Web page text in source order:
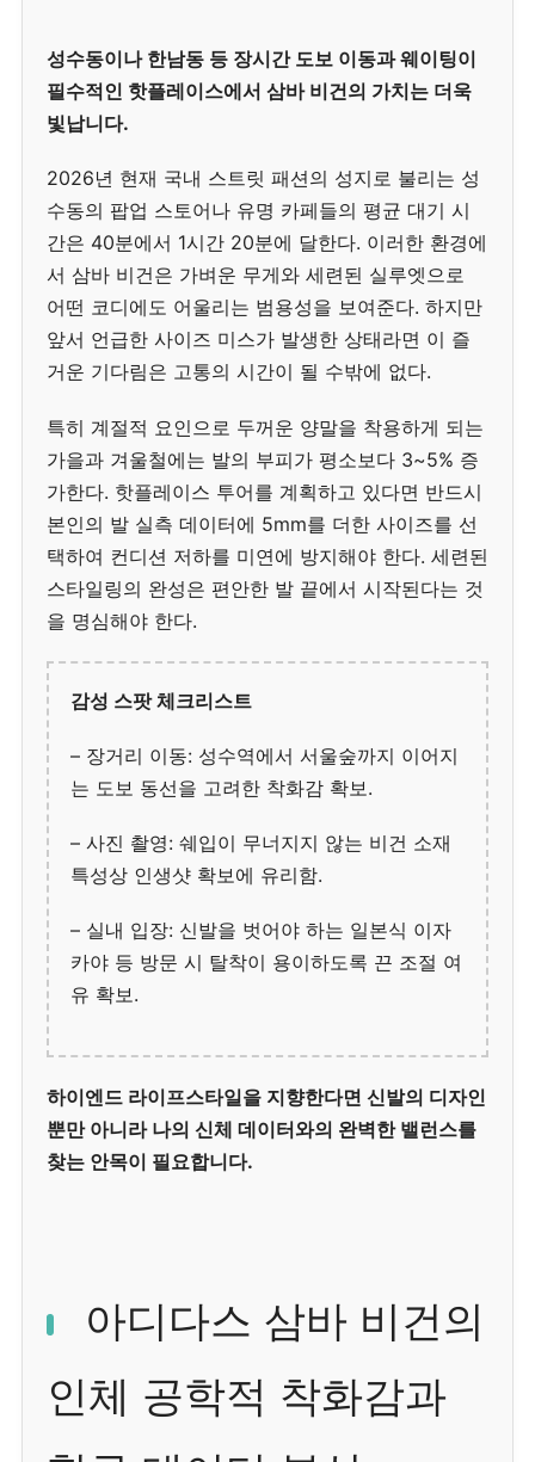
성수동이나 한남동 등 장시간 도보 이동과 웨이팅이
필수적인 핫플레이스에서 삼바 비건의 가치는 더욱
빛납니다.
2026년 현재 국내 스트릿 패션의 성지로 불리는 성
수동의 팝업 스토어나 유명 카페들의 평균 대기 시
간은 40분에서 1시간 20분에 달한다. 이러한 환경에
서 삼바 비건은 가벼운 무게와 세련된 실루엣으로
어떤 코디에도 어울리는 범용성을 보여준다. 하지만
앞서 언급한 사이즈 미스가 발생한 상태라면 이 즐
거운 기다림은 고통의 시간이 될 수밖에 없다.
특히 계절적 요인으로 두꺼운 양말을 착용하게 되는
가을과 겨울철에는 발의 부피가 평소보다 3~5% 증
가한다. 핫플레이스 투어를 계획하고 있다면 반드시
본인의 발 실측 데이터에 5mm를 더한 사이즈를 선
택하여 컨디션 저하를 미연에 방지해야 한다. 세련된
스타일링의 완성은 편안한 발 끝에서 시작된다는 것
을 명심해야 한다.
감성 스팟 체크리스트
– 장거리 이동: 성수역에서 서울숲까지 이어지
는 도보 동선을 고려한 착화감 확보.
– 사진 촬영: 쉐입이 무너지지 않는 비건 소재
특성상 인생샷 확보에 유리함.
– 실내 입장: 신발을 벗어야 하는 일본식 이자
카야 등 방문 시 탈착이 용이하도록 끈 조절 여
유 확보.
하이엔드 라이프스타일을 지향한다면 신발의 디자인
뿐만 아니라 나의 신체 데이터와의 완벽한 밸런스를
찾는 안목이 필요합니다.
아디다스 삼바 비건의
인체 공학적 착화감과